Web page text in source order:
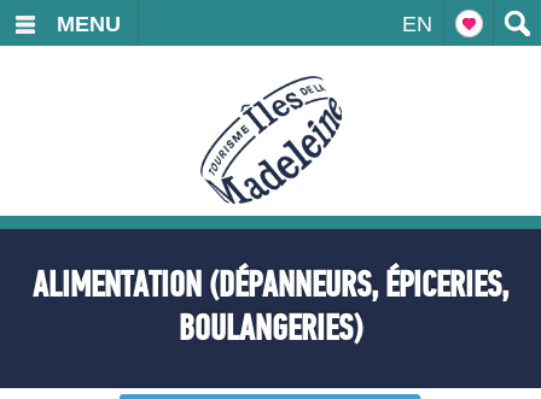
EN
MENU
ALIMENTATION (DÉPANNEURS, ÉPICERIES,
BOULANGERIES)